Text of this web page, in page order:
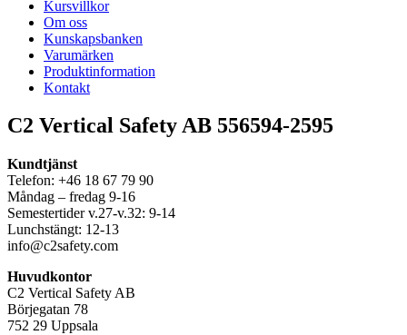
Kursvillkor
Om oss
Kunskapsbanken
Varumärken
Produktinformation
Kontakt
C2 Vertical Safety AB 556594-2595
Kundtjänst
Telefon: +46 18 67 79 90
Måndag – fredag 9-16
Semestertider v.27-v.32: 9-14
Lunchstängt: 12-13
info@c2safety.com
Huvudkontor
C2 Vertical Safety AB
Börjegatan 78
752 29 Uppsala